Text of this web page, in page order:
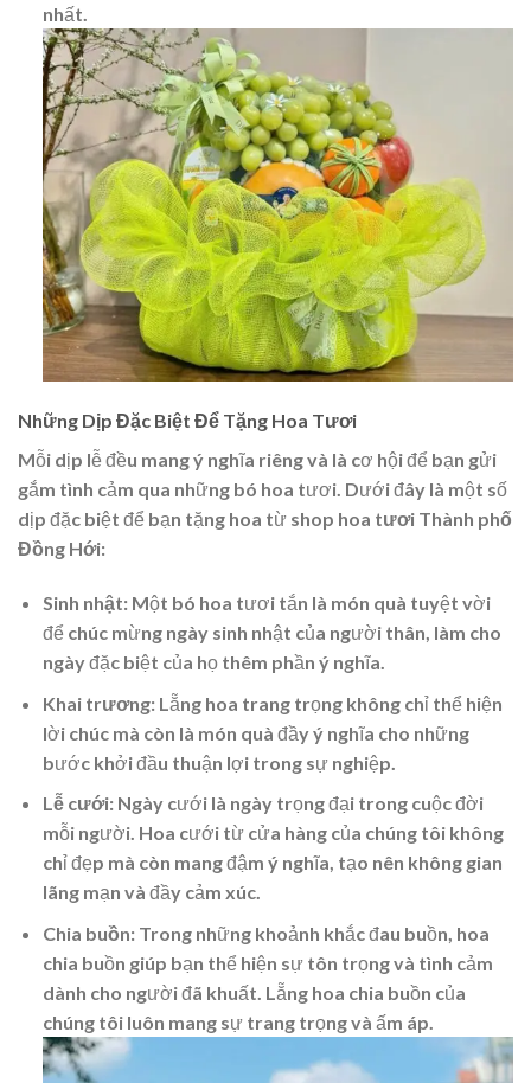
nhất.
Những Dịp Đặc Biệt Để Tặng Hoa Tươi
Mỗi dịp lễ đều mang ý nghĩa riêng và là cơ hội để bạn gửi
gắm tình cảm qua những bó hoa tươi. Dưới đây là một số
dịp đặc biệt để bạn tặng hoa từ shop hoa tươi Thành phố
Đồng Hới:
Sinh nhật: Một bó hoa tươi tắn là món quà tuyệt vời
để chúc mừng ngày sinh nhật của người thân, làm cho
ngày đặc biệt của họ thêm phần ý nghĩa.
Khai trương: Lẵng hoa trang trọng không chỉ thể hiện
lời chúc mà còn là món quà đầy ý nghĩa cho những
bước khởi đầu thuận lợi trong sự nghiệp.
Lễ cưới: Ngày cưới là ngày trọng đại trong cuộc đời
mỗi người. Hoa cưới từ cửa hàng của chúng tôi không
chỉ đẹp mà còn mang đậm ý nghĩa, tạo nên không gian
lãng mạn và đầy cảm xúc.
Chia buồn: Trong những khoảnh khắc đau buồn, hoa
chia buồn giúp bạn thể hiện sự tôn trọng và tình cảm
dành cho người đã khuất. Lẵng hoa chia buồn của
chúng tôi luôn mang sự trang trọng và ấm áp.